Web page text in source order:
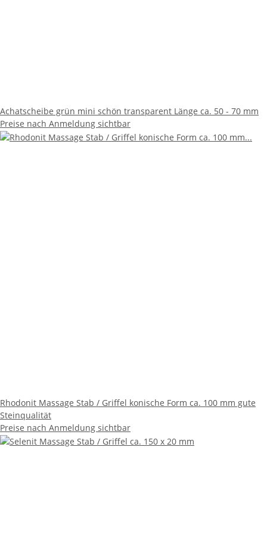
Achatscheibe grün mini schön transparent Länge ca. 50 - 70 mm
Preise nach Anmeldung sichtbar
Rhodonit Massage Stab / Griffel konische Form ca. 100 mm gute
Steinqualität
Preise nach Anmeldung sichtbar